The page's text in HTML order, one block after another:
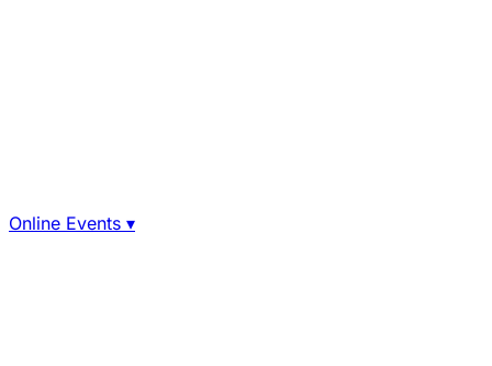
Online Events ▾